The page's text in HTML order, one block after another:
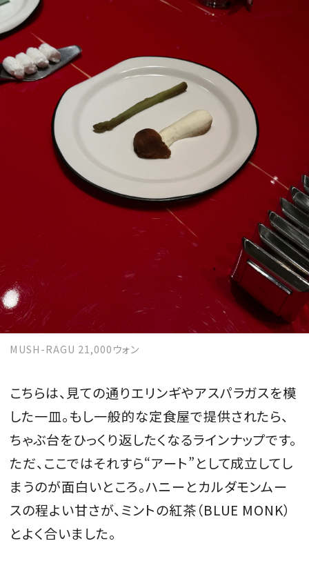
MUSH-RAGU 21,000ウォン
こちらは、見ての通りエリンギやアスパラガスを模
した一皿。もし一般的な定食屋で提供されたら、
ちゃぶ台をひっくり返したくなるラインナップです。
ただ、ここではそれすら“アート”として成立してし
まうのが面白いところ。ハニーとカルダモンムー
スの程よい甘さが、ミントの紅茶（BLUE MONK）
とよく合いました。